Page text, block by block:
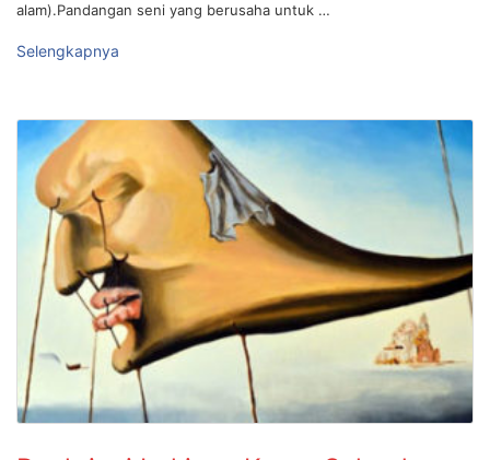
alam).Pandangan seni yang berusaha untuk …
Selengkapnya